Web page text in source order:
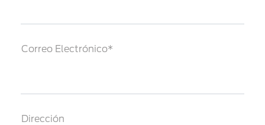
Correo Electrónico*
Dirección